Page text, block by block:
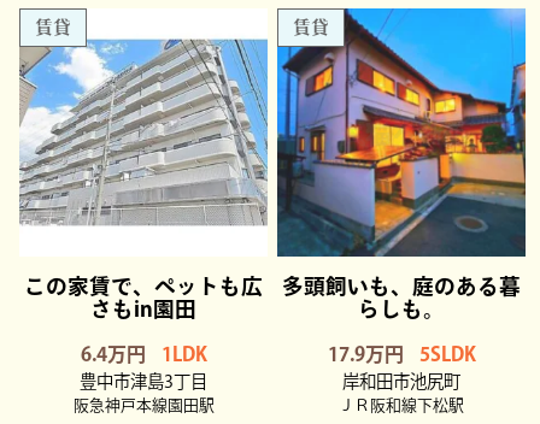
賃貸
この家賃で、ペットも広
さもin園田
6.4万円 1LDK
豊中市津島3丁目
阪急神戸本線園田駅
賃貸
多頭飼いも、庭のある暮
らしも。
17.9万円 5SLDK
岸和田市池尻町
ＪＲ阪和線下松駅